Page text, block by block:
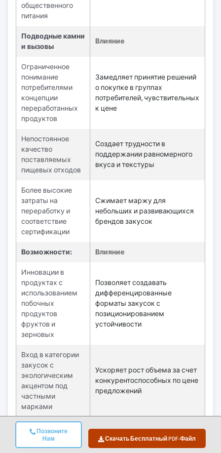
Позвоните
Нам
Скачать Бесплатный PDF-Файл
общественного
питания
Подводные камни
и вызовы
Влияние
Ограниченное
понимание
потребителями
концепции
переработанных
продуктов
Замедляет принятие решений
о покупке в группах
потребителей, чувствительных
к цене
Непостоянное
качество
поставляемых
пищевых отходов
Создает трудности в
поддержании равномерного
вкуса и текстуры
Более высокие
затраты на
переработку и
соответствие
сертификации
Сжимает маржу для
небольших и развивающихся
брендов закусок
Возможности: Влияние
Инновации в
продуктах с
использованием
побочных
продуктов
фруктов и
зерновых
Позволяет создавать
дифференцированные
форматы закусок с
позиционированием
устойчивости
Вход в категории
закусок с
экологическим
акцентом под
частными
марками
Ускоряет рост объема за счет
конкурентоспособных по цене
предложений
Рост спроса на
закуски с чистым
составом и на
Соответствует тенденциям
здорового питания с